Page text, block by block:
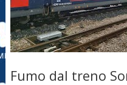
Fumo dal treno